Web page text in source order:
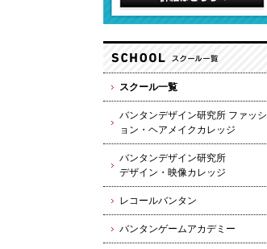
スクール一覧
バンタンデザイン研究所 ファッシ
ョン・ヘアメイクカレッジ
バンタンデザイン研究所
デザイン・映像カレッジ
レコールバンタン
バンタンゲームアカデミー